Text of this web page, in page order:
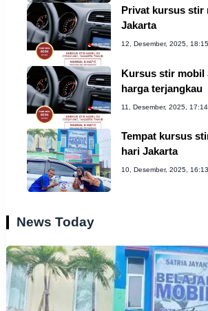
Privat kursus stir
Jakarta
12, Desember, 2025,
Kursus stir mobil
harga terjangkau
11, Desember, 2025,
Tempat kursus
hari Jakarta
10, Desember, 2025,
News Today